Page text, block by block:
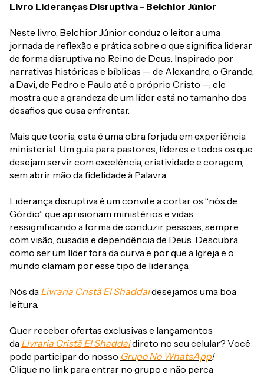
Livro Lideranças Disruptiva - Belchior Júnior
Neste livro, Belchior Júnior conduz o leitor a uma
jornada de reflexão e prática sobre o que significa liderar
de forma disruptiva no Reino de Deus. Inspirado por
narrativas históricas e bíblicas — de Alexandre, o Grande,
a Davi, de Pedro e Paulo até o próprio Cristo —, ele
mostra que a grandeza de um líder está no tamanho dos
desafios que ousa enfrentar.
Mais que teoria, esta é uma obra forjada em experiência
ministerial. Um guia para pastores, líderes e todos os que
desejam servir com excelência, criatividade e coragem,
sem abrir mão da fidelidade à Palavra.
Liderança disruptiva é um convite a cortar os “nós de
Górdio” que aprisionam ministérios e vidas,
ressignificando a forma de conduzir pessoas, sempre
com visão, ousadia e dependência de Deus. Descubra
como ser um líder fora da curva e por que a Igreja e o
mundo clamam por esse tipo de liderança.
Nós da Livraria Cristã El Shaddaidesejamos uma boa
leitura.
Quer receber ofertas exclusivas e lançamentos
da Livraria Cristã El Shaddaidireto no seu celular? Você
pode participar do nosso Grupo No WhatsApp!
Clique no link para entrar no grupo e não perca